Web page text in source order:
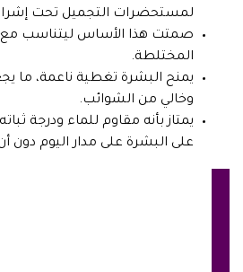
لمستحضرات التجميل تحت
صمتت هذا الأساس ليتناسب مع
المختلطة.
يمنح البشرة تغطية ناعمة، ما
وخالي من الشوائب.
يمتاز بأنه مقاوم للماء ودرجة
على البشرة على مدار اليوم دون